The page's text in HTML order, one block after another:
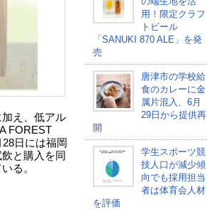
え、低アル
FOREST
日には福岡
と購入を同
る。
用！限定クラフ
トビール
「SANUKI 870 ALE」を発
売
唐津市の学校給
食のカレーに金
属片混入、6月
29日から提供再
開
学生スポーツ競
技人口が減少傾
向でも採用担当
者は体育会人材
を評価